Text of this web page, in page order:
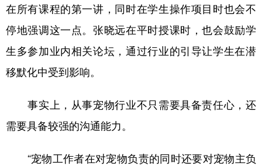
在所有课程的第一讲，同时在学生操作项目时也会不
停地强调这一点。张晓远在平时授课时，也会鼓励学
生多参加业内相关论坛，通过行业的引导让学生在潜
移默化中受到影响。
事实上，从事宠物行业不只需要具备责任心，还
需要具备较强的沟通能力。
“宠物工作者在对宠物负责的同时还要对宠物主负